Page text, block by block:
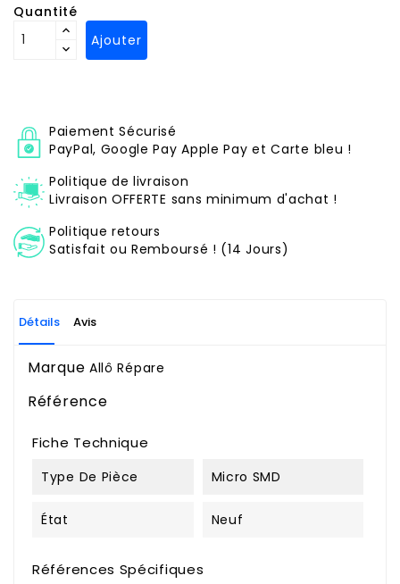
Quantité
Ajouter
Paiement Sécurisé
PayPal, Google Pay Apple Pay et Carte bleu !
Politique de livraison
Livraison OFFERTE sans minimum d'achat !
Politique retours
Satisfait ou Remboursé ! (14 Jours)
Détails Avis
Marque Allô Répare
Référence
Fiche Technique
Type De Pièce Micro SMD
État Neuf
Références Spécifiques